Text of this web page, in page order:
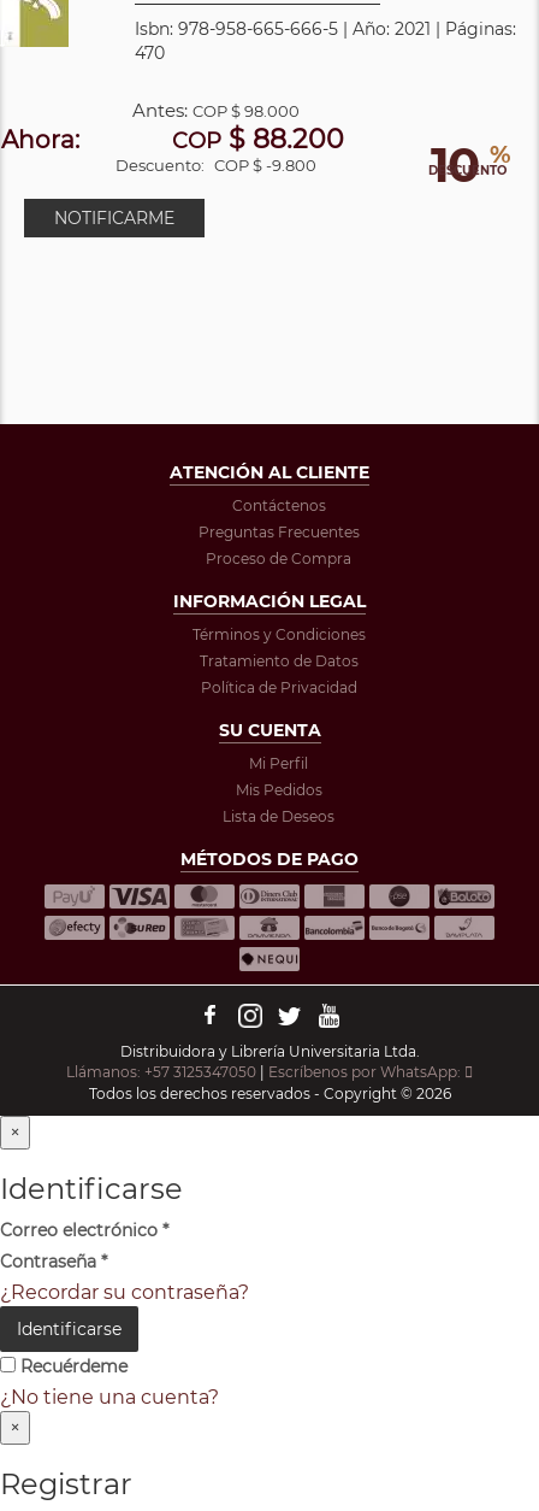
Isbn: 978-958-665-666-5 | Año: 2021 | Páginas:
470
10 %
DESCUENTO
Antes: COP$ 98.000
Ahora: COP$ 88.200
Descuento: COP $ -9.800
NOTIFICARME
ATENCIÓN AL CLIENTE
Contáctenos
Preguntas Frecuentes
Proceso de Compra
INFORMACIÓN LEGAL
Términos y Condiciones
Tratamiento de Datos
Política de Privacidad
SU CUENTA
Mi Perfil
Mis Pedidos
Lista de Deseos
MÉTODOS DE PAGO
Distribuidora y Librería Universitaria Ltda.
Llámanos: +57 3125347050 | Escríbenos por WhatsApp:
Todos los derechos reservados - Copyright © 2026
×
Identificarse
Correo electrónico *
Contraseña *
¿Recordar su contraseña?
Identificarse
Recuérdeme
¿No tiene una cuenta?
×
Registrar